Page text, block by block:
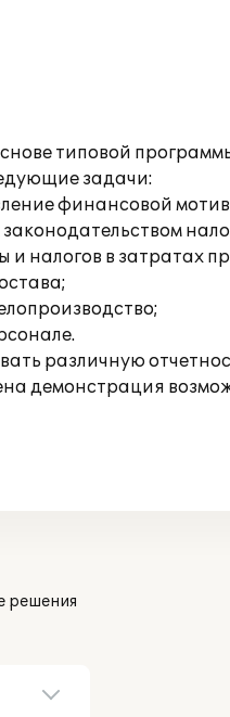
типовой
задачи:
финансовой
налогов в затратах
различную
демонстрация
решения